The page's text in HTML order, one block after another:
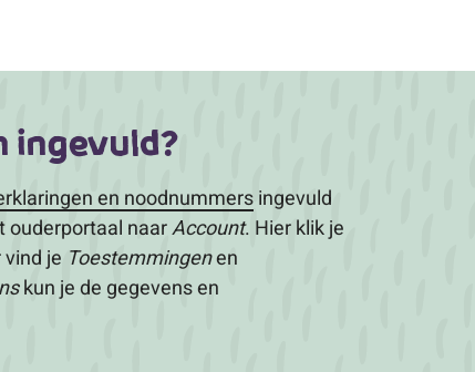
ingevuld?
en noodnummers ingevuld
ouderportaal naar Account. Hier klik je
vind je Toestemmingenen
kun je de gegevens en